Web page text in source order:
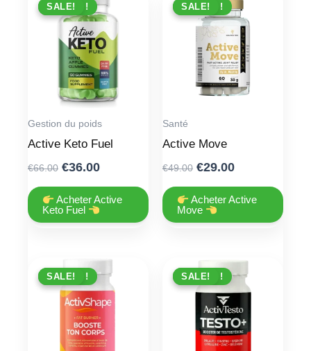
PROMO !
SALE!
Gestion du poids
Active Keto Fuel
€66.00 Original
was:
€66.00.
€36.00Current
is:
Acheter Active
Keto Fuel
PROMO !
SALE!
Santé
Active Move
€49.00 Original
was:
€49.00.
€29.00Current
is:
Acheter Active
Move
PROMO !
SALE! PROMO !
SALE!